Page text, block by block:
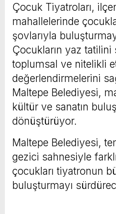
Çocuk Tiyatroları,
mahallelerinde
şovlarıyla
Çocukların yaz tatilini
toplumsal ve nitelikli
değerlendirmelerini
Maltepe Belediyesi,
kültür ve sanatın
dönüştürüyor.
Maltepe Belediyesi,
gezici sahnesiyle
çocukları tiyatronun
buluşturmayı